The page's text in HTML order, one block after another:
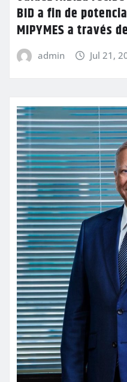
BID a fin de
MIPYMES a través
admin Jul 21,